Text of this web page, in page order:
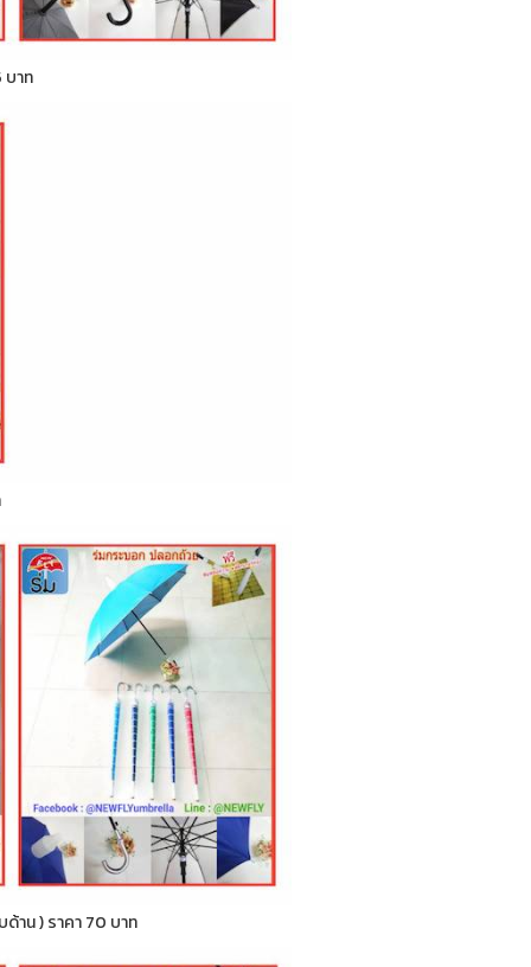
บาท
ด้าน ) ราคา 70 บาท